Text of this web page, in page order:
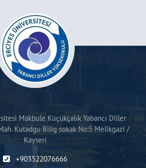
Makbule Küçükçalık Yabancı Diller
Kutadgu Bilig sokak No:5 Melikgazi /
Kayseri
+903522076666